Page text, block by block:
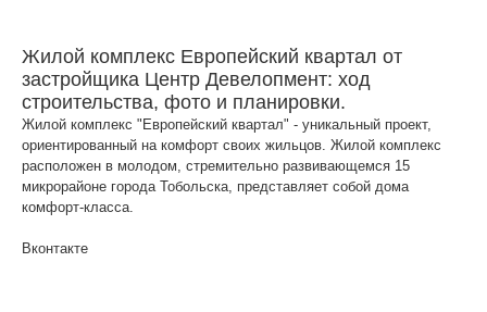
Жилой комплекс Европейский квартал от
застройщика Центр Девелопмент: ход
строительства, фото и планировки.
Жилой комплекс "Европейский квартал" - уникальный проект,
ориентированный на комфорт своих жильцов. Жилой комплекс
расположен в молодом, стремительно развивающемся 15
микрорайоне города Тобольска, представляет собой дома
комфорт-класса.
Вконтакте